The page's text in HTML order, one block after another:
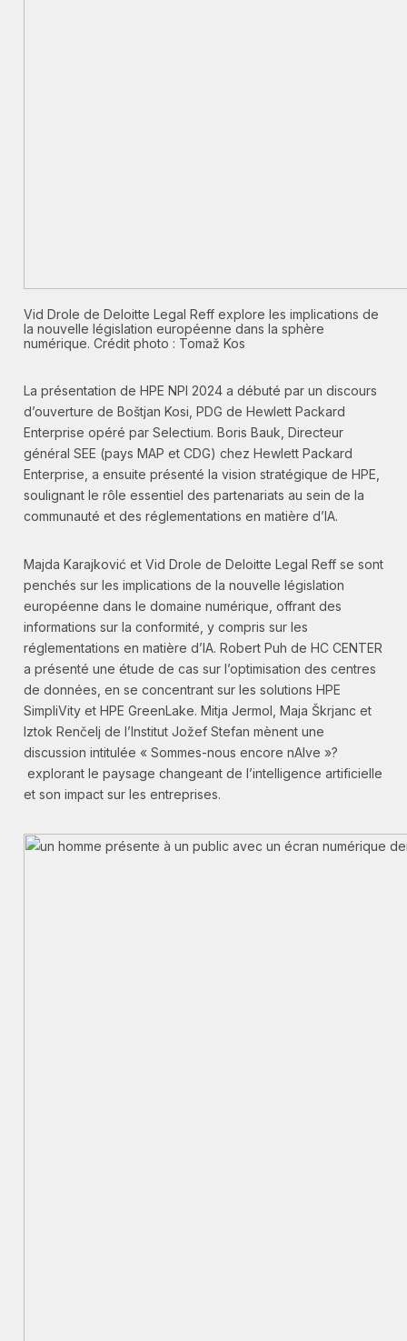
Vid Drole de Deloitte Legal Reff explore les implications de
la nouvelle législation européenne dans la sphère
numérique. Crédit photo : Tomaž Kos
La présentation de HPE NPI 2024 a débuté par un discours
d’ouverture de Boštjan Kosi, PDG de Hewlett Packard
Enterprise opéré par Selectium. Boris Bauk, Directeur
général SEE (pays MAP et CDG) chez Hewlett Packard
Enterprise, a ensuite présenté la vision stratégique de HPE,
soulignant le rôle essentiel des partenariats au sein de la
communauté et des réglementations en matière d’IA.
Majda Karajković et Vid Drole de Deloitte Legal Reff se sont
penchés sur les implications de la nouvelle législation
européenne dans le domaine numérique, offrant des
informations sur la conformité, y compris sur les
réglementations en matière d’IA. Robert Puh de HC CENTER
a présenté une étude de cas sur l’optimisation des centres
de données, en se concentrant sur les solutions HPE
SimpliVity et HPE GreenLake. Mitja Jermol, Maja Škrjanc et
Iztok Renčelj de l’Institut Jožef Stefan mènent une
discussion intitulée « Sommes-nous encore nAIve »?
explorant le paysage changeant de l’intelligence artificielle
et son impact sur les entreprises.